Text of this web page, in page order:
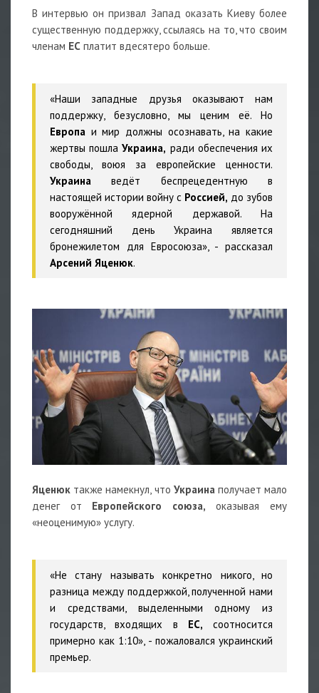
В интервью он призвал Запад оказать Киеву более
существенную поддержку, ссылаясь на то, что своим
членам ЕС платит вдесятеро больше.
«Наши западные друзья оказывают нам
поддержку, безусловно, мы ценим её. Но
Европа и мир должны осознавать, на какие
жертвы пошлаУкраина, ради обеспечения их
свободы, воюя за европейские ценности.
Украина ведёт беспрецедентную в
настоящей истории войну с Россией, до зубов
вооружённой ядерной державой. На
сегодняшний день Украина является
бронежилетом для Евросоюза», - рассказал
Арсений Яценюк.
Яценюк также намекнул, что Украинаполучает мало
денег от Европейского союза, оказывая ему
«неоценимую» услугу.
«Не стану называть конкретно никого, но
разница между поддержкой, полученной нами
и средствами, выделенными одному из
государств, входящих в ЕС, соотносится
примерно как 1:10», - пожаловался украинский
премьер.